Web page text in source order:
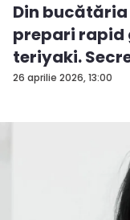
26 aprilie 2026, 13:00
Din
prepari rapid
teriyaki.
ti...